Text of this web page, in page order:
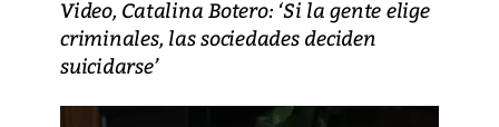
Video, Catalina Botero: ‘Si la gente elige
criminales, las sociedades deciden
suicidarse’